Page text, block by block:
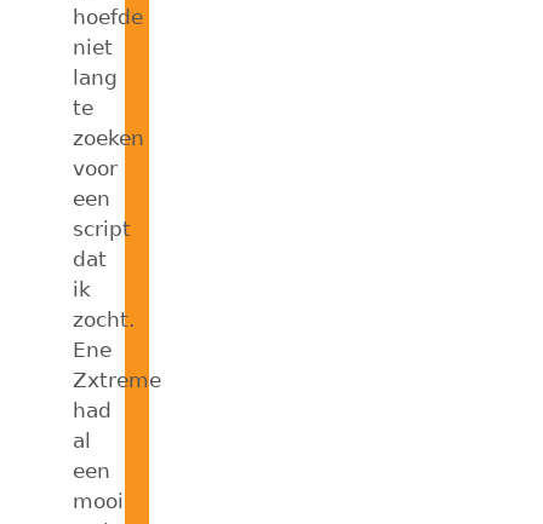
hoefde
niet
lang
te
zoeken
voor
een
script
dat
ik
zocht.
Ene
Zxtreme
had
al
een
mooi